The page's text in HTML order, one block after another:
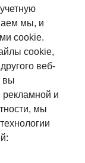
мы, и
cookie.
cookie,
веб-
вы
и
мы